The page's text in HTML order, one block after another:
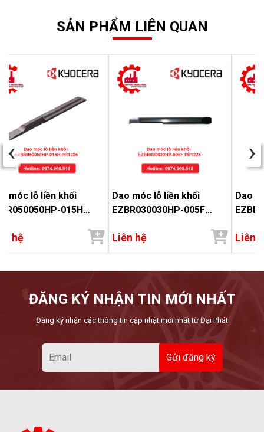
SẢN PHẨM LIÊN QUAN
móc lỗ liền khối
015H
hệ
Dao móc lỗ liền khối
EZBR030030HP-005F
Liên hệ
Dao
Liên
‹ ›
ĐĂNG KÝ NHẬN TIN MỚI NHẤT
Đăng ký nhận các thông tin cập nhật mới nhất từ Đại Phát